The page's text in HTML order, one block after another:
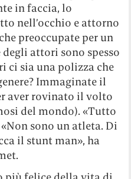
in faccia, lo
nell’occhio e attorno
preoccupate per un
attori sono spesso
ci sia una polizza che
Immaginate il
aver rovinato il volto
del mondo). «Tutto
sono un atleta. Di
il stunt man», ha